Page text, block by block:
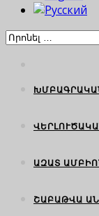
ԱԶԱՏ
ՇԱԲԱԹՎԱ